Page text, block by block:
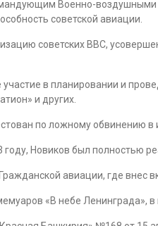
Военно-воздушными
советской авиации.
советских ВВС,
в планировании и
и других.
по ложному обвинению
году, Новиков был полностью
авиации, где внес
«В небе Ленинграда»,